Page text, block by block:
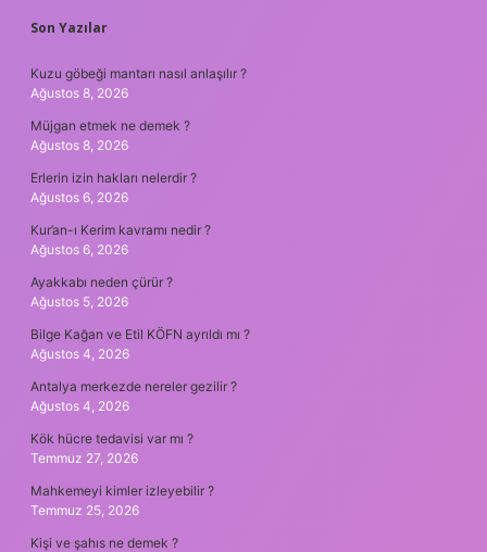
SIDEBAR
Son Yazılar
Kuzu göbeği mantarı nasıl anlaşılır ?
Ağustos 8, 2026
Müjgan etmek ne demek ?
Ağustos 8, 2026
Erlerin izin hakları nelerdir ?
Ağustos 6, 2026
Kur’an-ı Kerim kavramı nedir ?
Ağustos 6, 2026
Ayakkabı neden çürür ?
Ağustos 5, 2026
Bilge Kağan ve Etil KÖFN ayrıldı mı ?
Ağustos 4, 2026
Antalya merkezde nereler gezilir ?
Ağustos 4, 2026
Kök hücre tedavisi var mı ?
Temmuz 27, 2026
Mahkemeyi kimler izleyebilir ?
Temmuz 25, 2026
Kişi ve şahıs ne demek ?